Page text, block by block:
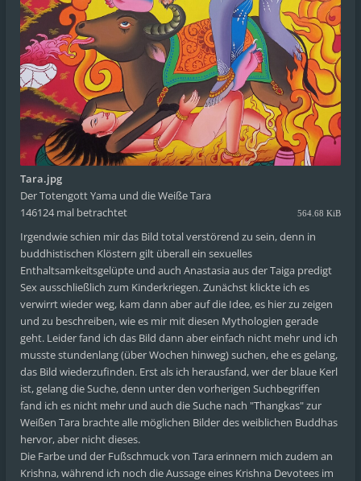
Tara.jpg
Der Totengott Yama und die Weiße Tara
146124 mal betrachtet
564.68 KiB
Irgendwie schien mir das Bild total verstörend zu sein, denn in
buddhistischen Klöstern gilt überall ein sexuelles
Enthaltsamkeitsgelüpte und auch Anastasia aus der Taiga predigt
Sex ausschließlich zum Kinderkriegen. Zunächst klickte ich es
verwirrt wieder weg, kam dann aber auf die Idee, es hier zu zeigen
und zu beschreiben, wie es mir mit diesen Mythologien gerade
geht. Leider fand ich das Bild dann aber einfach nicht mehr und ich
musste stundenlang (über Wochen hinweg) suchen, ehe es gelang,
das Bild wiederzufinden. Erst als ich herausfand, wer der blaue Kerl
ist, gelang die Suche, denn unter den vorherigen Suchbegriffen
fand ich es nicht mehr und auch die Suche nach "Thangkas" zur
Weißen Tara brachte alle möglichen Bilder des weiblichen Buddhas
hervor, aber nicht dieses.
Die Farbe und der Fußschmuck von Tara erinnern mich zudem an
Krishna, während ich noch die Aussage eines Krishna Devotees im